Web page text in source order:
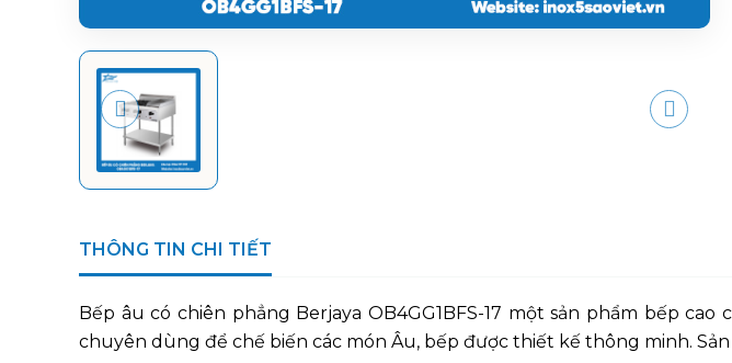
THÔNG TIN CHI TIẾT
Bếp âu có chiên phẳng Berjaya OB4GG1BFS-17 một sản phẩm bếp
chuyên dùng để chế biến các món Âu, bếp được thiết kế thông minh.